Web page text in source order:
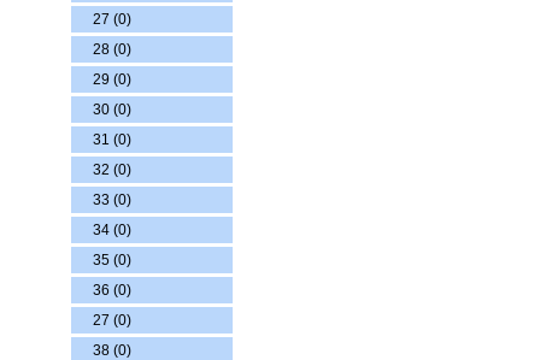
27 (0)
28 (0)
29 (0)
30 (0)
31 (0)
32 (0)
33 (0)
34 (0)
35 (0)
36 (0)
27 (0)
38 (0)